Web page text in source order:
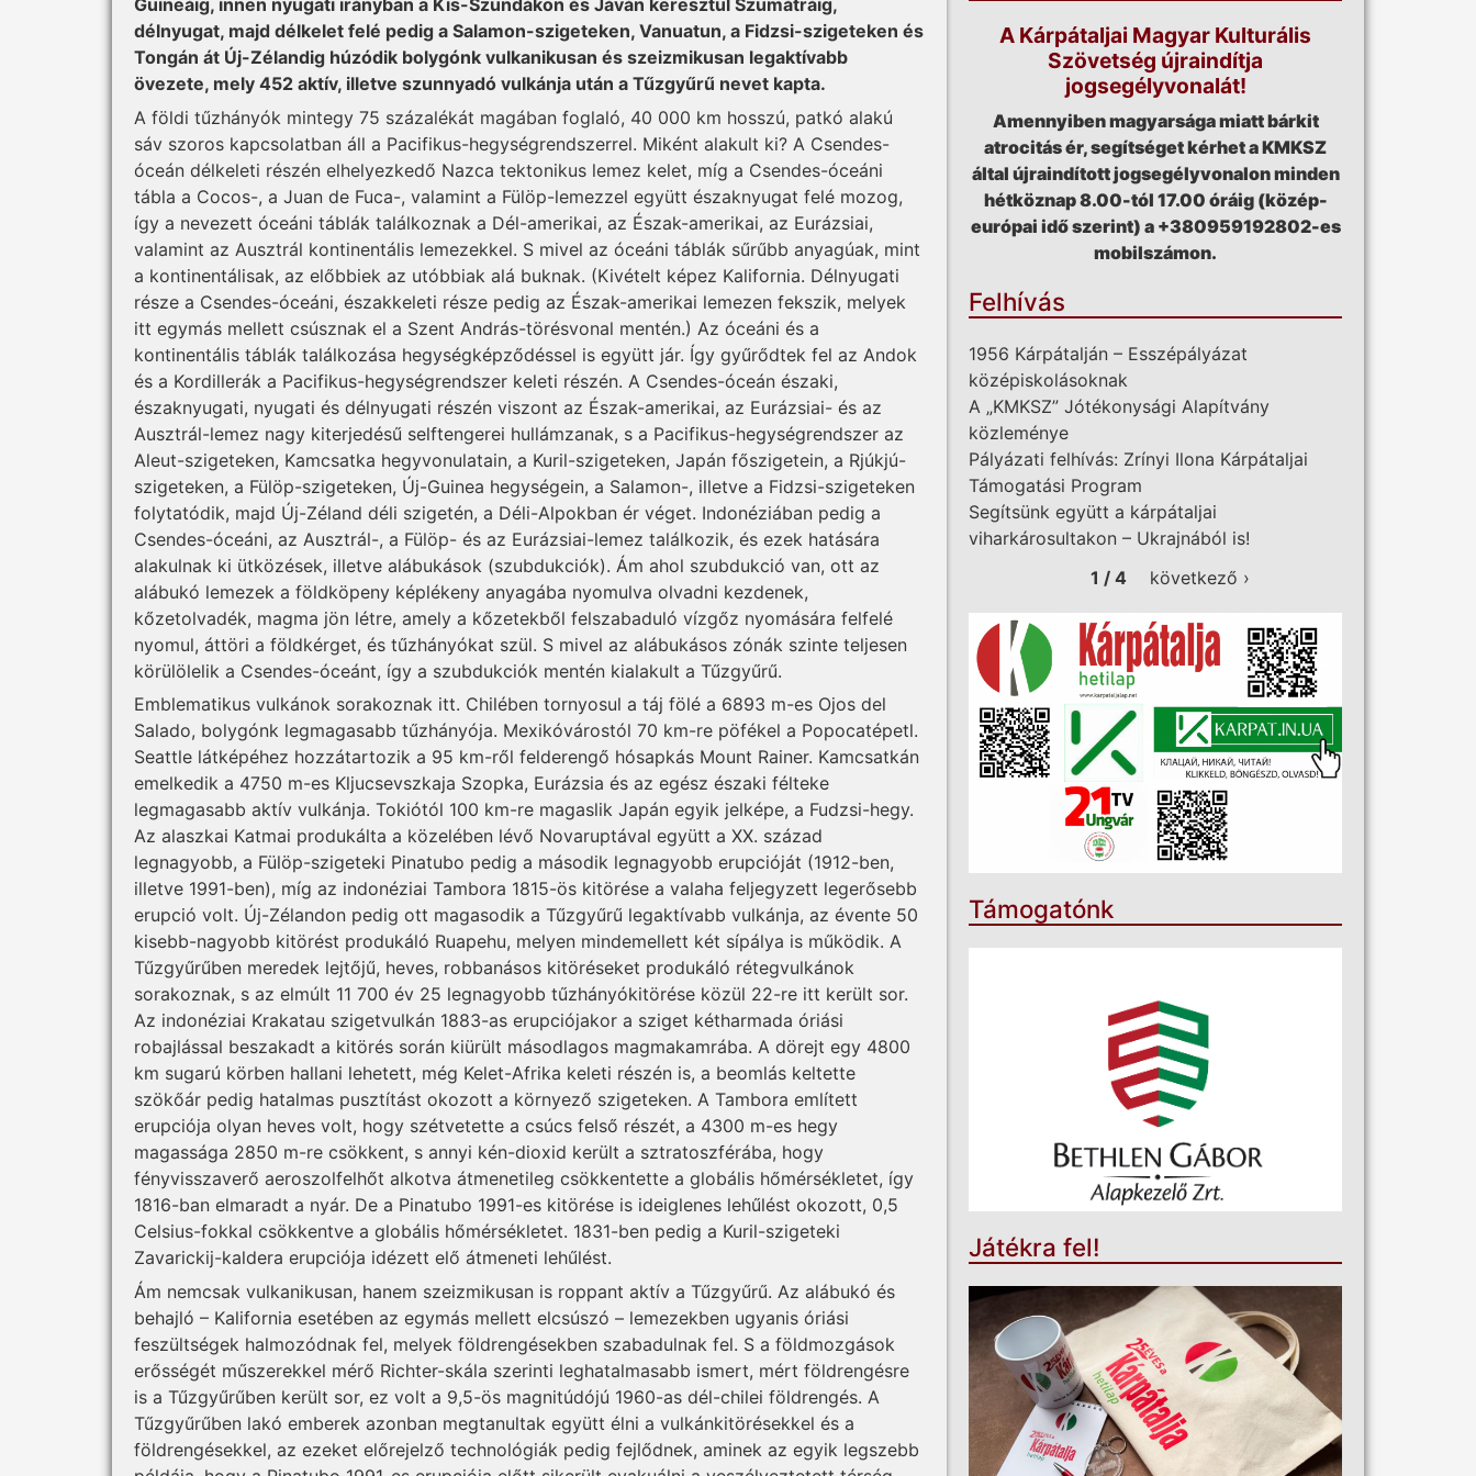
Guineáig, innen nyugati irányban a Kis-Szundákon és Jáván keresztül Szumátráig,
délnyugat, majd délkelet felé pedig a Salamon-szigeteken, Vanuatun, a Fidzsi-szigeteken és
Tongán át Új-Zélandig húzódik bolygónk vulkanikusan és szeizmikusan legaktívabb
övezete, mely 452 aktív, illetve szunnyadó vulkánja után a Tűzgyűrű nevet kapta.
A földi tűzhányók mintegy 75 százalékát magában foglaló, 40 000 km hosszú, patkó alakú
sáv szoros kapcsolatban áll a Pacifikus-hegységrendszerrel. Miként alakult ki? A Csendes-
óceán délkeleti részén elhelyezkedő Nazca tektonikus lemez kelet, míg a Csendes-óceáni
tábla a Cocos-, a Juan de Fuca-, valamint a Fülöp-lemezzel együtt északnyugat felé mozog,
így a nevezett óceáni táblák találkoznak a Dél-amerikai, az Észak-amerikai, az Eurázsiai,
valamint az Ausztrál kontinentális lemezekkel. S mivel az óceáni táblák sűrűbb anyagúak, mint
a kontinentálisak, az előbbiek az utóbbiak alá buknak. (Kivételt képez Kalifornia. Délnyugati
része a Csendes-óceáni, északkeleti része pedig az Észak-amerikai lemezen fekszik, melyek
itt egymás mellett csúsznak el a Szent András-törésvonal mentén.) Az óceáni és a
kontinentális táblák találkozása hegységképződéssel is együtt jár. Így gyűrődtek fel az Andok
és a Kordillerák a Pacifikus-hegységrendszer keleti részén. A Csendes-óceán északi,
északnyugati, nyugati és délnyugati részén viszont az Észak-amerikai, az Eurázsiai- és az
Ausztrál-lemez nagy kiterjedésű selftengerei hullámzanak, s a Pacifikus-hegységrendszer az
Aleut-szigeteken, Kamcsatka hegyvonulatain, a Kuril-szigeteken, Japán főszigetein, a Rjúkjú-
szigeteken, a Fülöp-szigeteken, Új-Guinea hegységein, a Salamon-, illetve a Fidzsi-szigeteken
folytatódik, majd Új-Zéland déli szigetén, a Déli-Alpokban ér véget. Indonéziában pedig a
Csendes-óceáni, az Ausztrál-, a Fülöp- és az Eurázsiai-lemez találkozik, és ezek hatására
alakulnak ki ütközések, illetve alábukások (szubdukciók). Ám ahol szubdukció van, ott az
alábukó lemezek a földköpeny képlékeny anyagába nyomulva olvadni kezdenek,
kőzetolvadék, magma jön létre, amely a kőzetekből felszabaduló vízgőz nyomására felfelé
nyomul, áttöri a földkérget, és tűzhányókat szül. S mivel az alábukásos zónák szinte teljesen
körülölelik a Csendes-óceánt, így a szubdukciók mentén kialakult a Tűzgyűrű.
Emblematikus vulkánok sorakoznak itt. Chilében tornyosul a táj fölé a 6893 m-es Ojos del
Salado, bolygónk legmagasabb tűzhányója. Mexikóvárostól 70 km-re pöfékel a Popocatépetl.
Seattle látképéhez hozzátartozik a 95 km-ről felderengő hósapkás Mount Rainer. Kamcsatkán
emelkedik a 4750 m-es Kljucsevszkaja Szopka, Eurázsia és az egész északi félteke
legmagasabb aktív vulkánja. Tokiótól 100 km-re magaslik Japán egyik jelképe, a Fudzsi-hegy.
Az alaszkai Katmai produkálta a közelében lévő Novaruptával együtt a XX. század
legnagyobb, a Fülöp-szigeteki Pinatubo pedig a második legnagyobb erupcióját (1912-ben,
illetve 1991-ben), míg az indonéziai Tambora 1815-ös kitörése a valaha feljegyzett legerősebb
erupció volt. Új-Zélandon pedig ott magasodik a Tűzgyűrű legaktívabb vulkánja, az évente 50
kisebb-nagyobb kitörést produkáló Ruapehu, melyen mindemellett két sípálya is működik. A
Tűzgyűrűben meredek lejtőjű, heves, robbanásos kitöréseket produkáló rétegvulkánok
sorakoznak, s az elmúlt 11 700 év 25 legnagyobb tűzhányókitörése közül 22-re itt került sor.
Az indonéziai Krakatau szigetvulkán 1883-as erupciójakor a sziget kétharmada óriási
robajlással beszakadt a kitörés során kiürült másodlagos magmakamrába. A dörejt egy 4800
km sugarú körben hallani lehetett, még Kelet-Afrika keleti részén is, a beomlás keltette
szökőár pedig hatalmas pusztítást okozott a környező szigeteken. A Tambora említett
erupciója olyan heves volt, hogy szétvetette a csúcs felső részét, a 4300 m-es hegy
magassága 2850 m-re csökkent, s annyi kén-dioxid került a sztratoszférába, hogy
fényvisszaverő aeroszolfelhőt alkotva átmenetileg csökkentette a globális hőmérsékletet, így
1816-ban elmaradt a nyár. De a Pinatubo 1991-es kitörése is ideiglenes lehűlést okozott, 0,5
Celsius-fokkal csökkentve a globális hőmérsékletet. 1831-ben pedig a Kuril-szigeteki
Zavarickij-kaldera erupciója idézett elő átmeneti lehűlést.
Ám nemcsak vulkanikusan, hanem szeizmikusan is roppant aktív a Tűzgyűrű. Az alábukó és
behajló – Kalifornia esetében az egymás mellett elcsúszó – lemezekben ugyanis óriási
feszültségek halmozódnak fel, melyek földrengésekben szabadulnak fel. S a földmozgások
erősségét műszerekkel mérő Richter-skála szerinti leghatalmasabb ismert, mért földrengésre
is a Tűzgyűrűben került sor, ez volt a 9,5-ös magnitúdójú 1960-as dél-chilei földrengés. A
Tűzgyűrűben lakó emberek azonban megtanultak együtt élni a vulkánkitörésekkel és a
földrengésekkel, az ezeket előrejelző technológiák pedig fejlődnek, aminek az egyik legszebb
A Kárpátaljai Magyar Kulturális
Szövetség újraindítja
jogsegélyvonalát!
Amennyiben magyarsága miatt bárkit
atrocitás ér, segítséget kérhet a KMKSZ
által újraindított jogsegélyvonalon minden
hétköznap 8.00-tól 17.00 óráig (közép-
európai idő szerint) a +380959192802-es
mobilszámon.
Felhívás
1956 Kárpátalján – Esszépályázat
középiskolásoknak
A „KMKSZ” Jótékonysági Alapítvány
közleménye
Pályázati felhívás: Zrínyi Ilona Kárpátaljai
Támogatási Program
Segítsünk együtt a kárpátaljai
viharkárosultakon – Ukrajnából is!
1 / 4
következő ›
Támogatónk
Játékra fel!